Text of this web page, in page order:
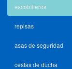
escobilleros
repisas
asas de seguridad
cestas de ducha